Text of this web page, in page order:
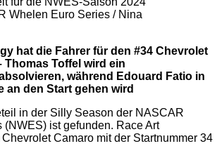
Whelen Euro Series / Nina
hat die Fahrer für den #34 Chevrolet
Thomas Toffel wird ein
während Edouard Fatio in
an den Start gehen wird
in der Silly Season der NASCAR
ist gefunden. Race Art
Camaro mit der Startnummer 34